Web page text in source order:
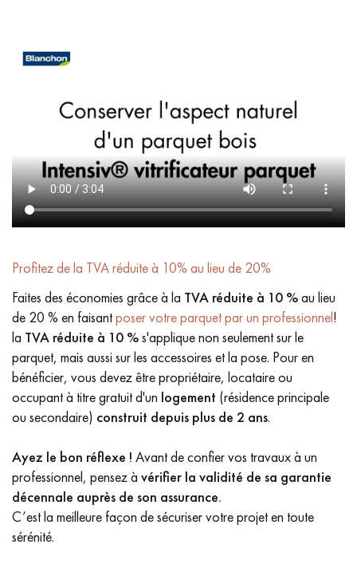
Profitez de la TVA réduite à 10% au lieu de 20%
Faites des économies grâce à la TVA réduite à 10 %au lieu
de 20 % en faisantposer votre parquet par un professionnel!
la TVA réduite à 10 %s'applique non seulement sur le
parquet, mais aussi sur les accessoires et la pose. Pour en
bénéficier, vous devez être propriétaire, locataire ou
occupant à titre gratuit d'un logement (résidence principale
ou secondaire) construit depuis plus de 2 ans.
Ayez le bon réflexe ! Avant de confier vos travaux à un
professionnel, pensez à vérifier la validité de sa garantie
décennale auprès de son assurance.
C’est la meilleure façon de sécuriser votre projet en toute
sérénité.